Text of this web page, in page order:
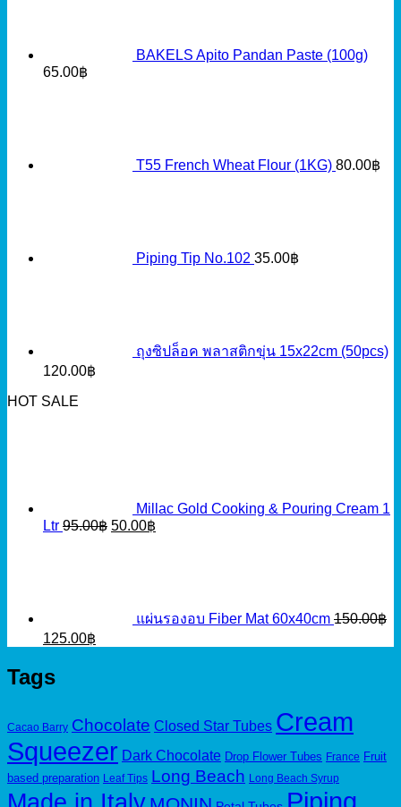
BAKELS Apito Pandan Paste (100g)
65.00฿
T55 French Wheat Flour (1KG) 80.00฿
Piping Tip No.102 35.00฿
ถุงซิปล็อค พลาสติกขุ่น 15x22cm (50pcs)
120.00฿
HOT SALE
Millac Gold Cooking & Pouring Cream 1
Ltr 95.00฿ Original
50.00฿
แผ่นรองอบ Fiber Mat 60x40cm 150.00฿
Original
150.00฿.
125.00฿
Tags
Cacao Barry Chocolate Closed Star Tubes Cream
Squeezer Dark Chocolate Drop Flower Tubes France Fruit
based preparation Leaf Tips Long Beach Long Beach Syrup